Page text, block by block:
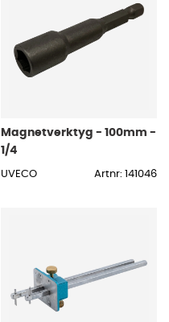
Magnetverktyg - 100mm -
1/4
UVECO Artnr: 141046